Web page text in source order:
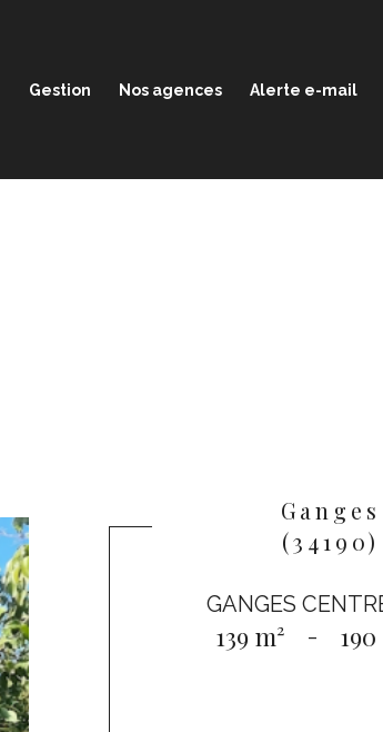
Gestion Nos agences Alerte e-mail
Ganges
(34190)
GANGES
139 m² -